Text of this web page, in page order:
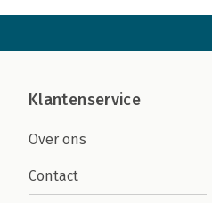
Klantenservice
Over ons
Contact